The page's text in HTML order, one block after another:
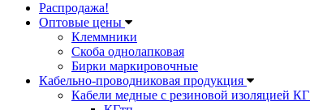
Распродажа!
Оптовые цены
Клеммники
Скоба однолапковая
Бирки маркировочные
Кабельно-проводниковая продукция
Кабели медные с резиновой изоляцией КГ